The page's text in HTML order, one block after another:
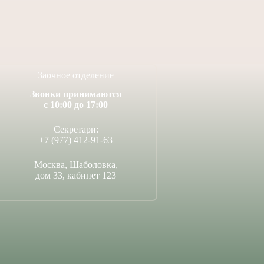
Заочное отделение
Звонки принимаются
с 10:00 до 17:00
Секретари:
+7 (977) 412-91-63
Москва, Шаболовка,
дом 33, кабинет 123